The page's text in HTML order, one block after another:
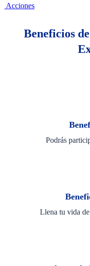
Acciones
Beneficios
Podrás
Llena tu vida